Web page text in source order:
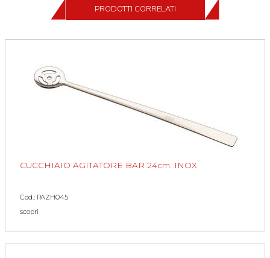
PRODOTTI CORRELATI
CUCCHIAIO AGITATORE BAR 24cm. INOX
Cod.: PAZH045
scopri